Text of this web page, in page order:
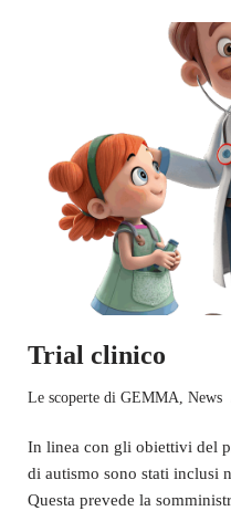
Trial clinico
Le scoperte di GEMMA, News
In linea con gli obiettivi del
di autismo sono stati inclusi
Questa prevede la